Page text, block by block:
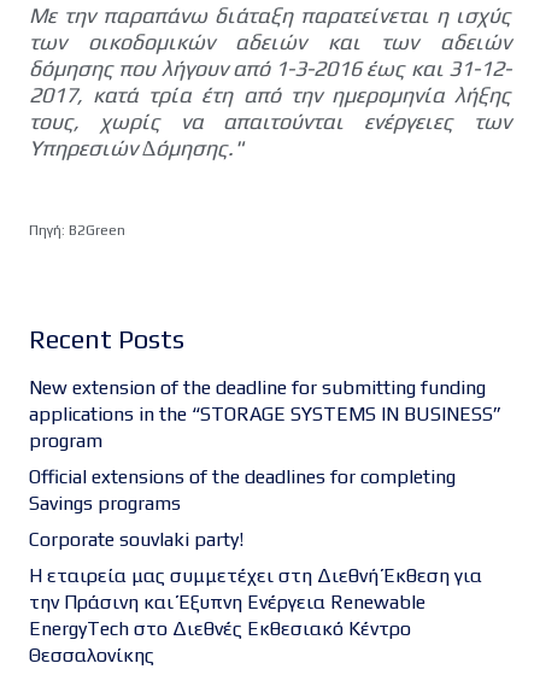
Recent Posts
New extension of the deadline for submitting funding
applications in the “STORAGE SYSTEMS IN BUSINESS”
program
Official extensions of the deadlines for completing
Savings programs
Corporate souvlaki party!
Η εταιρεία μας συμμετέχει στη Διεθνή Έκθεση για
την Πράσινη και Έξυπνη Ενέργεια Renewable
EnergyTech στο Διεθνές Εκθεσιακό Κέντρο
Θεσσαλονίκης
Με την παραπάνω διάταξη παρατείνεται η ισχύς
των οικοδοµικών αδειών και των αδειών
δόµησης που λήγουν από 1-3-2016 έως και 31-12-
2017, κατά τρία έτη από την ηµεροµηνία λήξης
τους, χωρίς να απαιτούνται ενέργειες των
Υπηρεσιών ∆όµησης."
Πηγή: B2Green